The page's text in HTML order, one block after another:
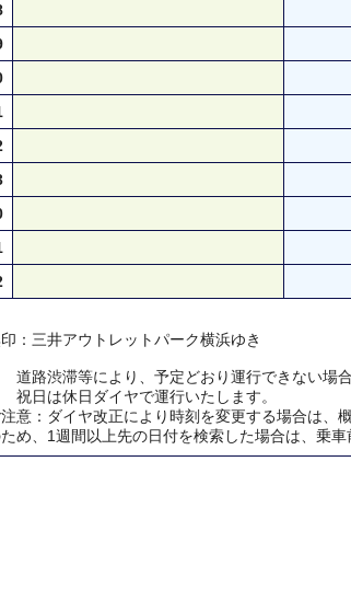
：三井アウトレットパーク横浜ゆき
路渋滞等により、予定どおり運行できない場合
日は休日ダイヤで運行いたします。
注意：ダイヤ改正により時刻を変更する場合は、
め、1週間以上先の日付を検索した場合は、乗